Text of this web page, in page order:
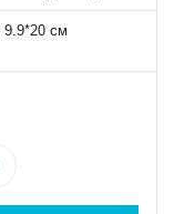
9.9*20 см